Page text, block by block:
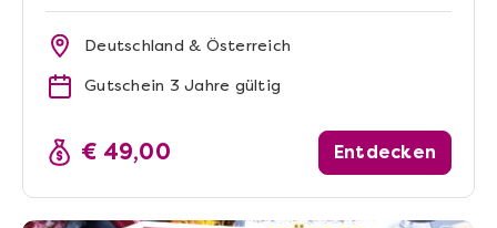
Deutschland & Österreich
Gutschein 3 Jahre gültig
€ 49,00 Entdecken